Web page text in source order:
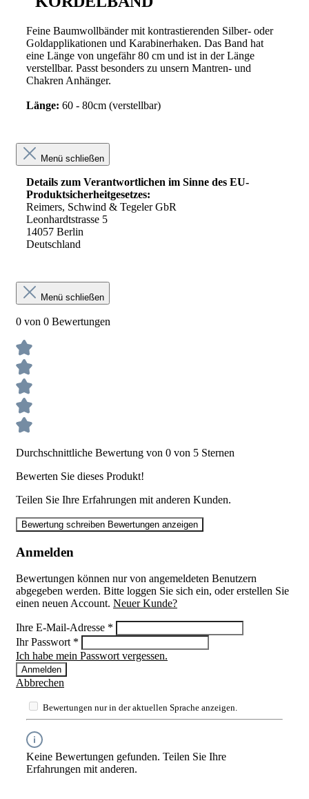
Feine Baumwollbänder mit kontrastierenden Silber- oder
Goldapplikationen und Karabinerhaken. Das Band hat
eine Länge von ungefähr 80 cm und ist in der Länge
verstellbar. Passt besonders zu unsern Mantren- und
Chakren Anhänger.
Länge: 60 - 80cm (verstellbar)
Menü schließen
Details zum Verantwortlichen im Sinne des EU-
Produktsicherheitgesetzes:
Reimers, Schwind & Tegeler GbR
Leonhardtstrasse 5
14057 Berlin
Deutschland
Menü schließen
0 von 0 Bewertungen
Durchschnittliche Bewertung von 0 von 5 Sternen
Bewerten Sie dieses Produkt!
Teilen Sie Ihre Erfahrungen mit anderen Kunden.
Bewertung schreiben Bewertungen anzeigen
Anmelden
Bewertungen können nur von angemeldeten Benutzern
abgegeben werden. Bitte loggen Sie sich ein, oder erstellen Sie
einen neuen Account. Neuer Kunde?
Ihre E-Mail-Adresse *
Ihr Passwort *
Ich habe mein Passwort vergessen.
Anmelden
Abbrechen
Bewertungen nur in der aktuellen Sprache anzeigen.
Keine Bewertungen gefunden. Teilen Sie Ihre
Erfahrungen mit anderen.